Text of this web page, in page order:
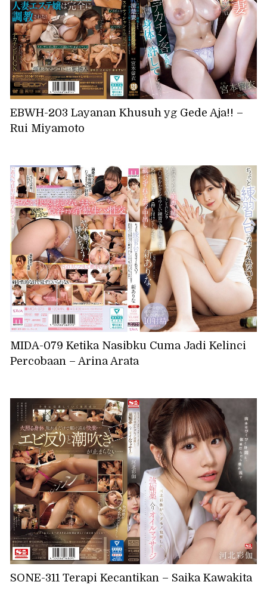
EBWH-203 Layanan Khusuh yg Gede Aja!! –
Rui Miyamoto
MIDA-079 Ketika Nasibku Cuma Jadi Kelinci
Percobaan – Arina Arata
SONE-311 Terapi Kecantikan – Saika Kawakita